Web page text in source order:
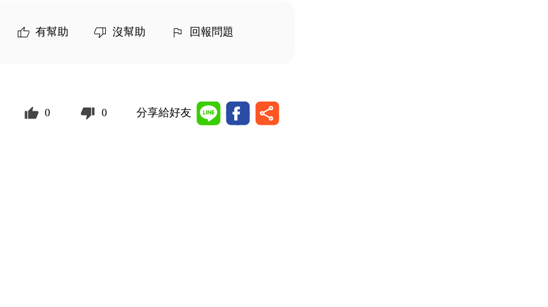
有幫助 沒幫助 回報問題
0 0 分享給好友